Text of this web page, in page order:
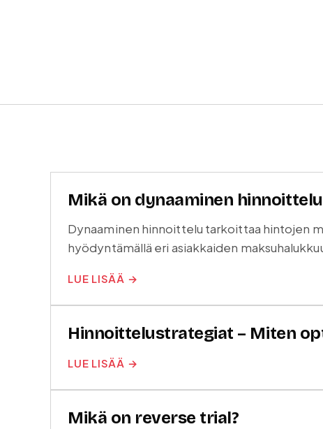
Mikä on dynaaminen
Dynaaminen hinnoittelu tarkoittaa hintojen
hyödyntämällä eri asiakkaiden
LUE LISÄÄ →
Hinnoittelustrategiat – Miten
LUE LISÄÄ →
Mikä on reverse trial?